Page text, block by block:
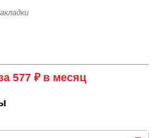
577 ₽ в месяц